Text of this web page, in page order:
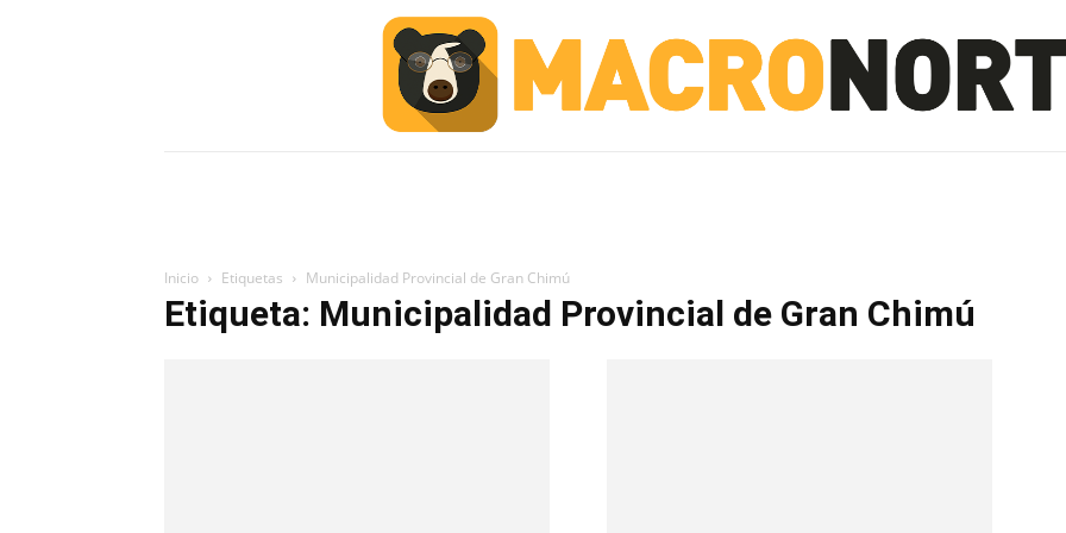
Inicio Etiquetas Municipalidad Provincial de Gran Chimú
Etiqueta: Municipalidad Provincial de Gran Chimú